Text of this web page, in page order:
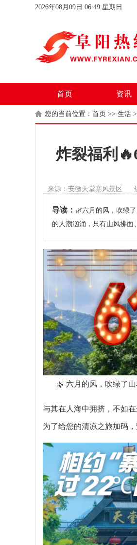
2026年08月09日 06:49 星期日
首页 资讯
您的当前位置： 首页 >> 生活
炸裂福利
来源：安徽天堂寨风景区
导读： 🌿六月的风，吹绿
的人潮汹涌，只有山风拂面
🌿 六月的风，吹绿了山
与其在人海中拥挤，不如
为了给您的清凉之旅加码，